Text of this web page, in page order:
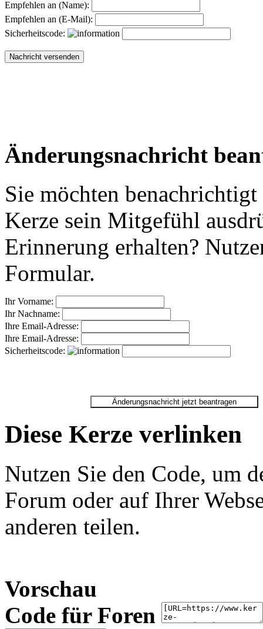
Empfehlen an (Name):
Empfehlen an (E-Mail):
Sicherheitscode:
Änderungsnachricht
Sie möchten
Kerze sein Mitgefühl
Erinnerung erhalten?
Formular.
Ihr Vorname:
Ihr Nachname:
Ihre Email-Adresse:
Ihre Email-Adresse:
Sicherheitscode:
Diese Kerze verlinken
Nutzen Sie den Code, um
Forum oder auf Ihrer
anderen teilen.
Vorschau
Code für Foren